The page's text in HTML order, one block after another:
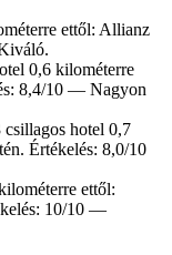
ettől: Allianz
0,6 kilométerre
8,4/10 — Nagyon
hotel 0,7
Értékelés: 8,0/10
ettől:
10/10 —